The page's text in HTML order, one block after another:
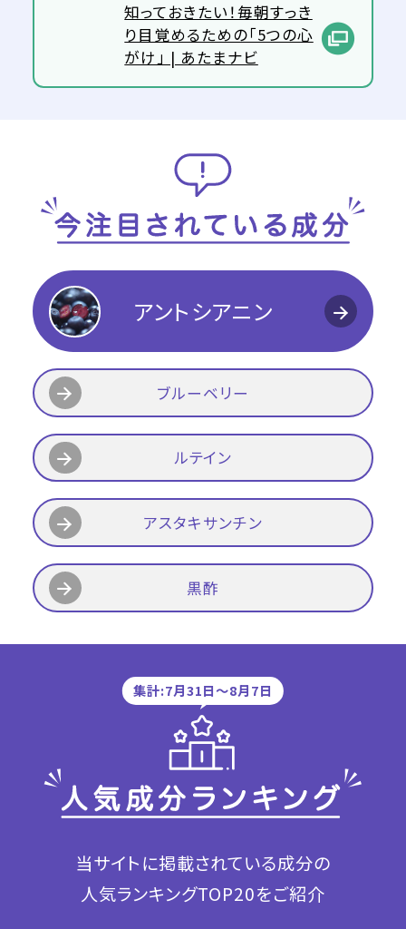
知っておきたい！毎朝すっき
り目覚めるための「5つの心
がけ」 | あたまナビ
アントシアニン
ブルーベリー
ルテイン
アスタキサンチン
黒酢
集計:7月31日〜8月7日
当サイトに掲載されている成分の
人気ランキングTOP20をご紹介